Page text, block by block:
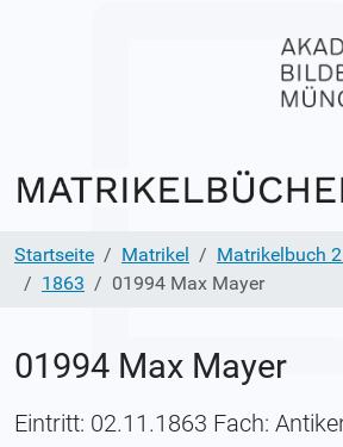
Startseite Matrikel
Matrikelbuch
1863
01994 Max Mayer
01994 Max Mayer
Eintritt: 02.11.1863 Fach: